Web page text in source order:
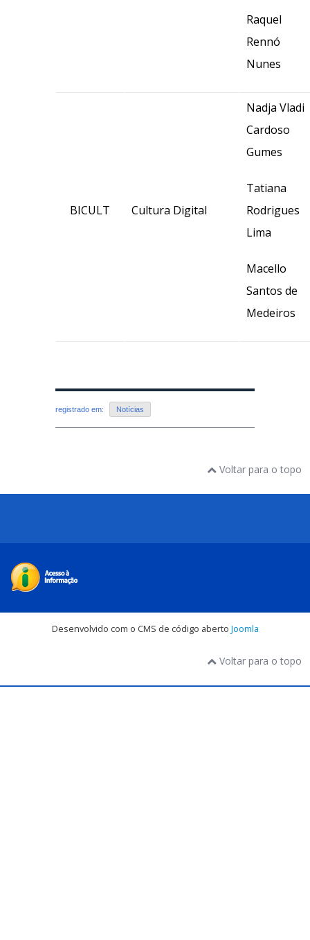
Raquel
Rennó
Nunes
BICULT Cultura Digital
Nadja Vladi
Cardoso
Gumes
Tatiana
Rodrigues
Lima
Macello
Santos de
Medeiros
registrado em: Notícias
Voltar para o topo
Desenvolvido com o CMS de código aberto Joomla
Voltar para o topo